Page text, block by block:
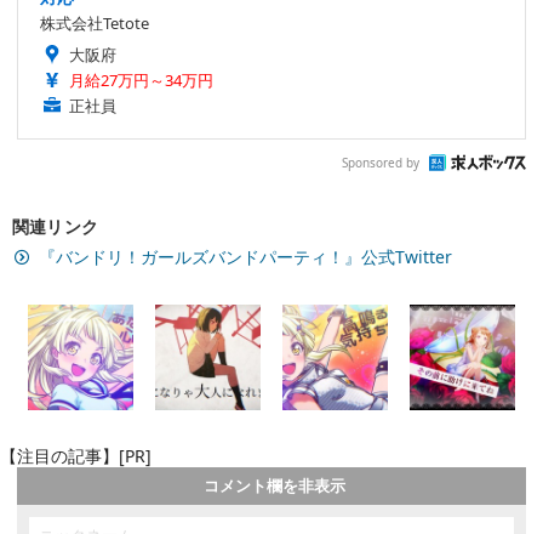
株式会社Tetote
大阪府
月給27万円～34万円
正社員
Sponsored by
関連リンク
『バンドリ！ガールズバンドパーティ！』公式Twitter
【注目の記事】[PR]
コメント欄を非表示